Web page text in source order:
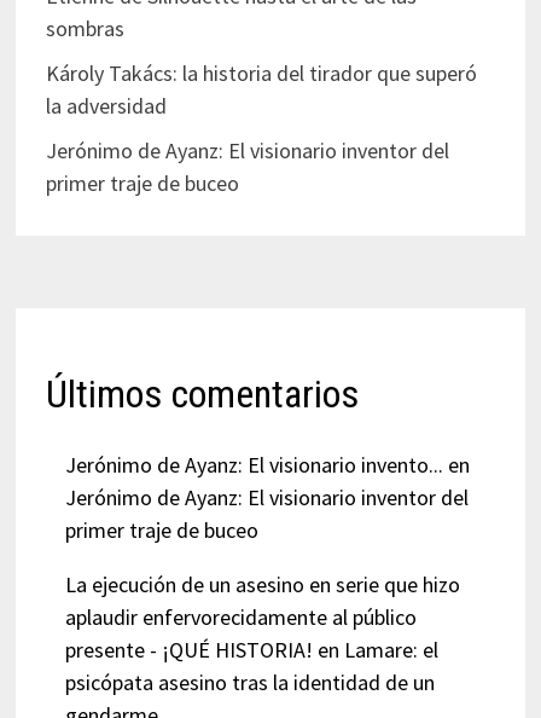
sombras
Károly Takács: la historia del tirador que superó
la adversidad
Jerónimo de Ayanz: El visionario inventor del
primer traje de buceo
Últimos comentarios
Jerónimo de Ayanz: El visionario invento... en
Jerónimo de Ayanz: El visionario inventor del
primer traje de buceo
La ejecución de un asesino en serie que hizo
aplaudir enfervorecidamente al público
presente - ¡QUÉ HISTORIA! en Lamare: el
psicópata asesino tras la identidad de un